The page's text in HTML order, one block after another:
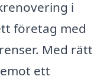
i
företag med
Med rätt
ett